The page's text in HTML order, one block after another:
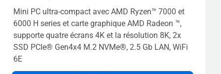
Mini PC ultra-compact avec AMD Ryzen™ 7000 et
6000 H series et carte graphique AMD Radeon ™,
supporte quatre écrans 4K et la résolution 8K, 2x
SSD PCIe® Gen4x4 M.2 NVMe®, 2.5 Gb LAN, WiFi
6E